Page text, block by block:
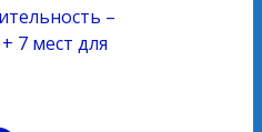
–
7 мест для